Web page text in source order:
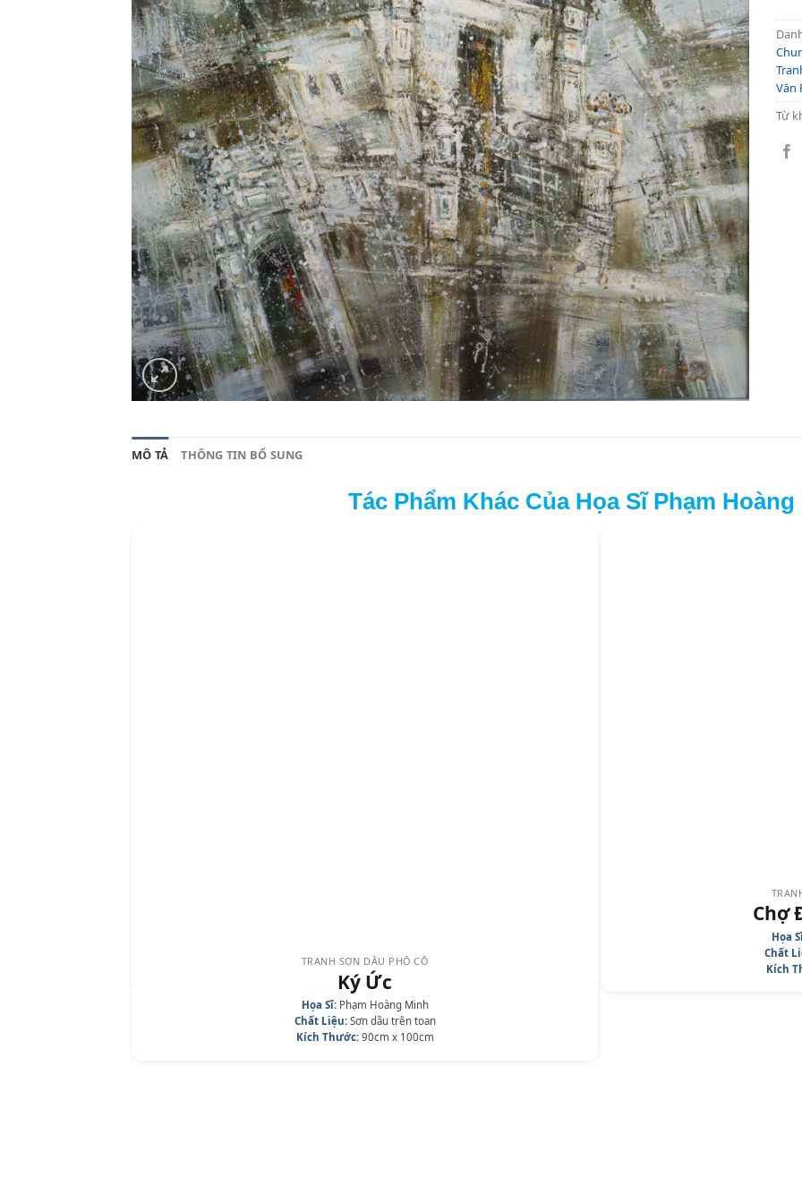
Văn
Từ
MÔ TẢ THÔNG TIN BỔ SUNG
Tác Phẩm Khác Của Họa Sĩ Phạm Hoàng
TRANH SƠN DẦU PHỐ CỔ
Phố Nguyễn Văn Tố
Chất Liệu:Acrylic trên toanKích Thước:
TRANH
Đại
Họa
Chất
Kích